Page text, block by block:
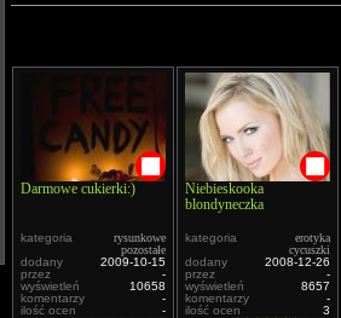
Darmowe cukierki:)
kategoria
rysunkowe
pozostałe
dodany
2009-10-15
przez
-
wyświetleń
10658
komentarzy
-
ilość ocen
-
Niebieskooka
blondyneczka
kategoria
erotyka
cycuszki
dodany
2008-12-26
przez
-
wyświetleń
8657
komentarzy
-
ilość ocen
3